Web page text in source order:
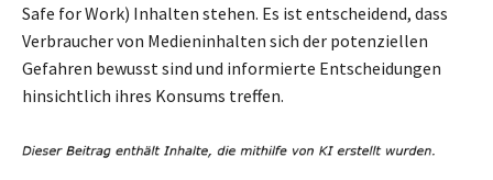
Safe for Work) Inhalten stehen. Es ist entscheidend, dass
Verbraucher von Medieninhalten sich der potenziellen
Gefahren bewusst sind und informierte Entscheidungen
hinsichtlich ihres Konsums treffen.